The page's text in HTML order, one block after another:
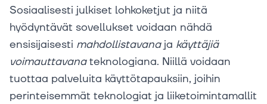
Sosiaalisesti julkiset lohkoketjut ja niitä
hyödyntävät sovellukset voidaan nähdä
ensisijaisesti mahdollistavanaja käyttäjiä
voimauttavanateknologiana. Niillä voidaan
tuottaa palveluita käyttötapauksiin, joihin
perinteisemmät teknologiat ja liiketoimintamallit